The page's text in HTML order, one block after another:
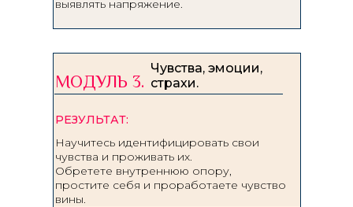
Чувства, эмоции,
страхи.
МОДУЛЬ 3.
РЕЗУЛЬТАТ:
Научитесь идентифицировать свои
чувства и проживать их.
Обретете внутреннюю опору,
простите себя и проработаете чувство
вины.
выявлять напряжение.